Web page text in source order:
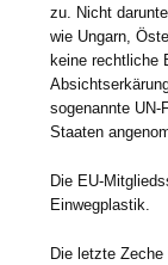
zu. Nicht
wie Ungarn,
keine rechtliche
sogenannte UN-
Staaten
Die EU-
Einwegplastik.
Die letzte